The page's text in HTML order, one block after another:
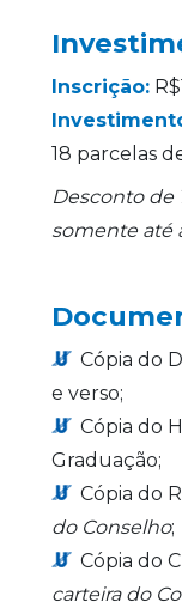
Inscrição:
18 parcelas
Desconto de
somente até
Cópia do
e verso;
Cópia do
Graduação;
Cópia do
do Conselho;
Cópia do
carteira do